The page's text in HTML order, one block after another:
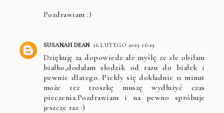
Pozdrawiam :)
SUSANAH DEAN 16 LUTEGO 2019 16:19
Dziękuję za dopowiedz ale myślę ze zle obiłam
białko,dodałam słodzik od razu do białek i
pewnie dlatego. Piekły się dokładnie 11 minut
może tez troszkę muszę wydłużyć czas
pieczenia.Pozdrawiam i na pewno spróbuje
jeszcze raz :)